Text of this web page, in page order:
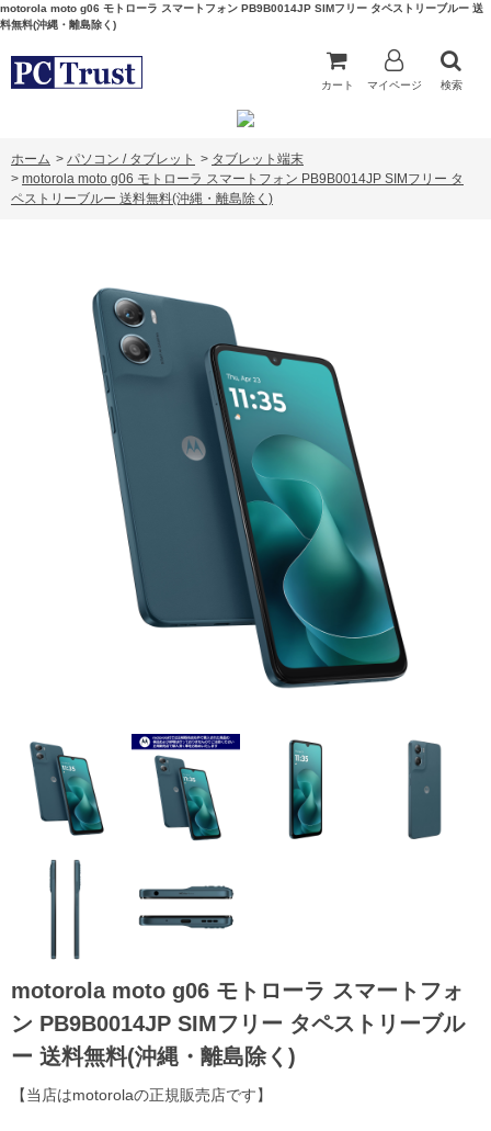
motorola moto g06 モトローラ スマートフォン PB9B0014JP SIMフリー タペストリーブルー 送
料無料(沖縄・離島除く)
カート マイページ 検索
ホーム > パソコン / タブレット > タブレット端末
> motorola moto g06 モトローラ スマートフォン PB9B0014JP SIMフリー タ
ペストリーブルー 送料無料(沖縄・離島除く)
motorola moto g06 モトローラ スマートフォ
ン PB9B0014JP SIMフリー タペストリーブル
ー 送料無料(沖縄・離島除く)
【当店はmotorolaの正規販売店です】